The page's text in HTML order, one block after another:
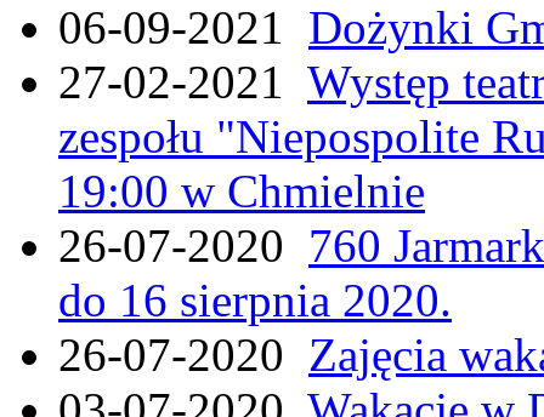
06-09-2021 Dożynki
27-02-2021 Występ
zespołu "Niepospolite
19:00 w Chmielnie
26-07-2020 760
do 16 sierpnia 2020.
26-07-2020 Zajęcia